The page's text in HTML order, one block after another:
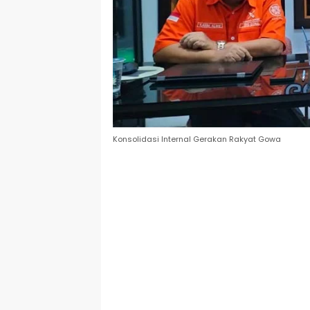
Konsolidasi Internal Gerakan Rakyat Gowa